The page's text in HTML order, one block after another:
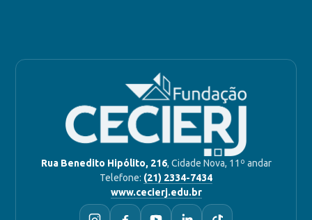
Rua Benedito Hipólito, 216, Cidade Nova, 11º andar
Telefone: (21) 2334-7434
www.cecierj.edu.br